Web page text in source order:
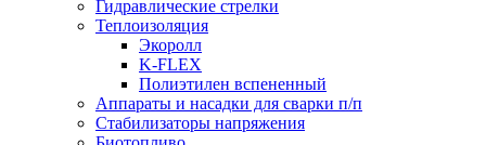
Гидравлические стрелки
Теплоизоляция
Экоролл
K-FLEX
Полиэтилен вспененный
Аппараты и насадки для сварки п/п
Стабилизаторы напряжения